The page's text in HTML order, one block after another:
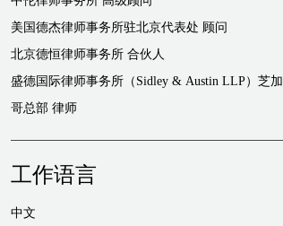
美国德杰律师事务所驻北京代表处 顾问
北京德恒律师事务所 合伙人
盛德国际律师事务所（Sidley & Austin LLP）芝加
哥总部 律师
工作语言
中文